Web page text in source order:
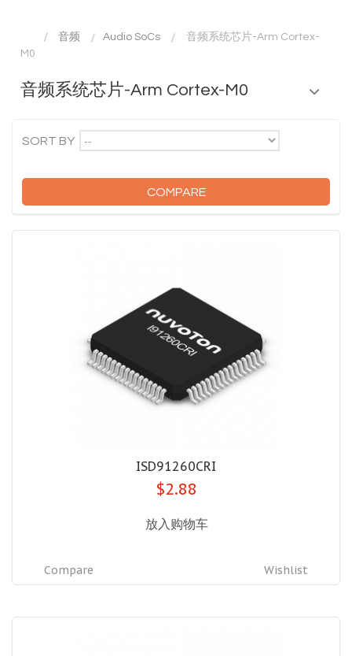
音频 Audio SoCs
音频系统芯片-Arm Cortex-
M0
音频系统芯片-Arm Cortex-M0
SORT BY --
COMPARE
ISD91260CRI
$2.88
放入购物车
Wishlist
Compare